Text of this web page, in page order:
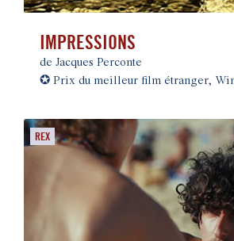
IMPRESSIONS
de Jacques Perconte
✪ Prix du meilleur film étranger,
REX